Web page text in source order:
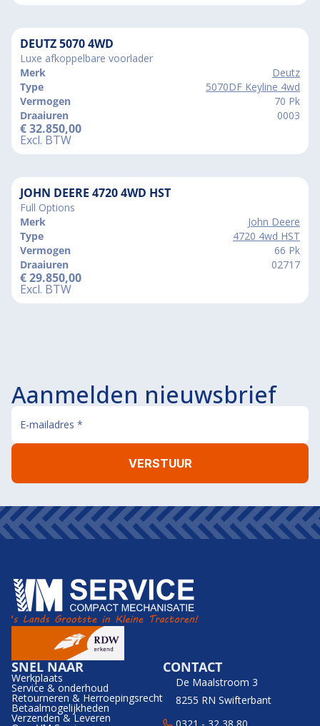
DEUTZ 5070 4WD
Luxe afkoppelbare voorlader
Merk
Deutz
Type
5070DF Keyline 4wd
Vermogen
70 Pk
Draaiuren
0003
€32.850,00
Excl. BTW
JOHN DEERE 4720 4WD HST
Full Options
Merk
John Deere
Type
4720 4wd HST
Vermogen
66 Pk
Draaiuren
02717
€29.850,00
Excl. BTW
Aanmelden nieuwsbrief
SNEL NAAR
Werkplaats
Service & onderhoud
Retourneren & Herroepingsrecht
Betaalmogelijkheden
Verzenden & Leveren
CONTACT
De Maalstroom 3
8255 RN Swifterbant